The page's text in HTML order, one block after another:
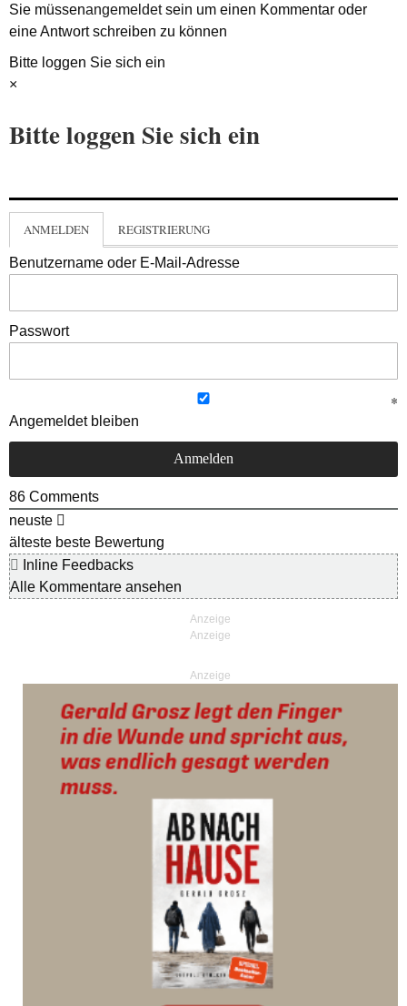
Sie müssenangemeldetsein um einen Kommentar oder
eine Antwort schreiben zu können
Bitte loggen Sie sich ein
×
Bitte loggen Sie sich ein
ANMELDEN REGISTRIERUNG
Benutzername oder E-Mail-Adresse
Passwort
Angemeldet bleiben
86 Comments
neuste
älteste beste Bewertung
Inline Feedbacks
Alle Kommentare ansehen
Anzeige